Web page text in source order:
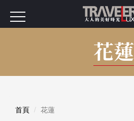
花蓮
首頁 花蓮